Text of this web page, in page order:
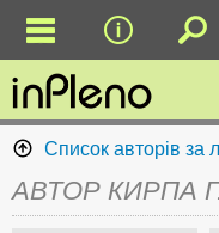
Список авторів за
АВТОР КИРПА